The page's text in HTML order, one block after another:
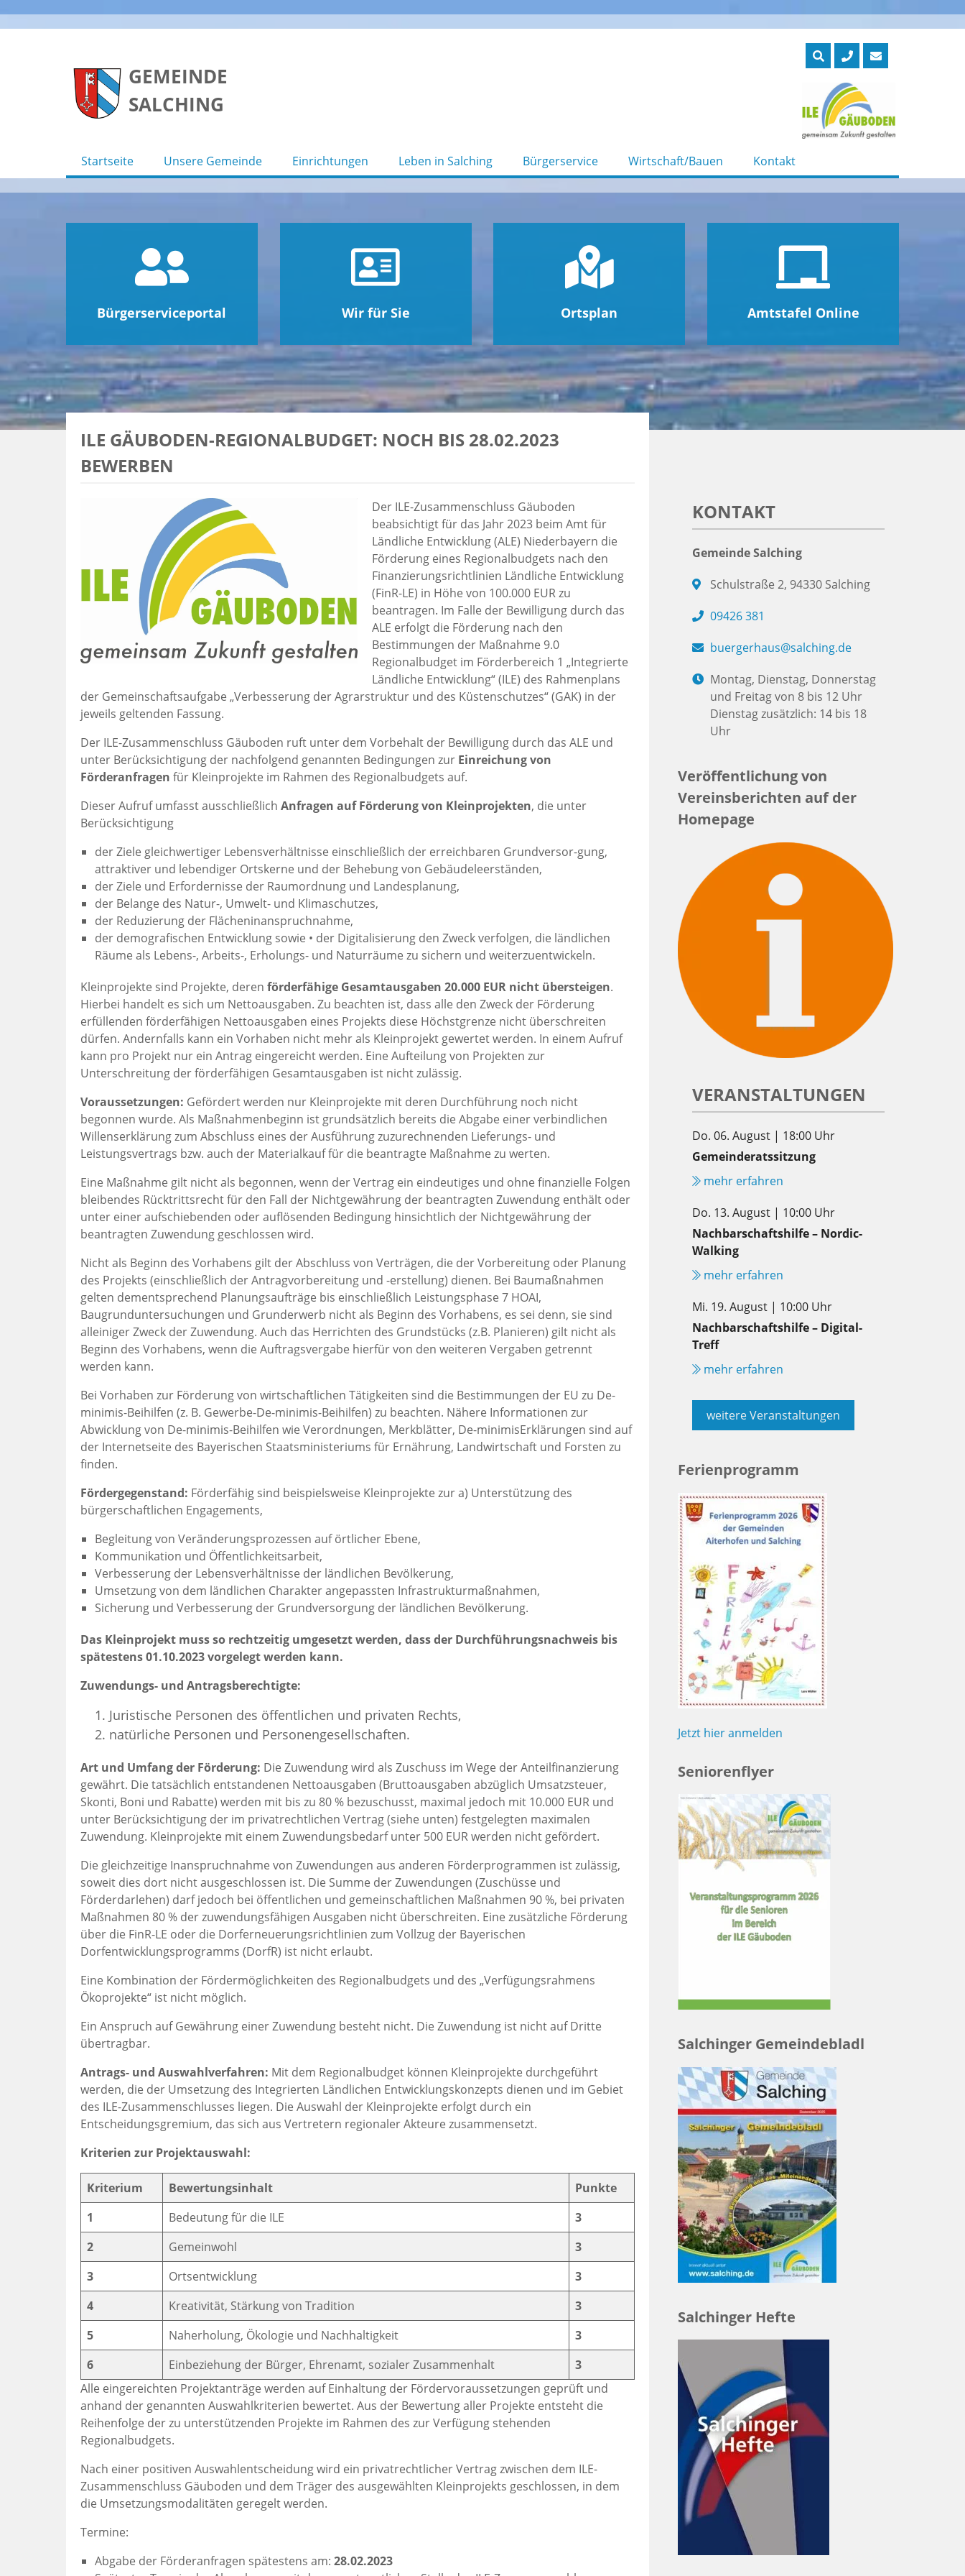
GEMEINDE
SALCHING
Startseite Unsere Gemeinde Einrichtungen Leben in Salching Bürgerservice Wirtschaft/Bauen Kontakt
Bürgerserviceportal Wir für Sie Ortsplan Amtstafel Online
ILE GÄUBODEN-REGIONALBUDGET: NOCH BIS 28.02.2023
BEWERBEN
Der ILE-Zusammenschluss Gäuboden
beabsichtigt für das Jahr 2023 beim Amt für
Ländliche Entwicklung (ALE) Niederbayern die
Förderung eines Regionalbudgets nach den
Finanzierungsrichtlinien Ländliche Entwicklung
(FinR-LE) in Höhe von 100.000 EUR zu
beantragen. Im Falle der Bewilligung durch das
ALE erfolgt die Förderung nach den
Bestimmungen der Maßnahme 9.0
Regionalbudget im Förderbereich 1 „Integrierte
Ländliche Entwicklung“ (ILE) des Rahmenplans
der Gemeinschaftsaufgabe „Verbesserung der Agrarstruktur und des Küstenschutzes“ (GAK) in der
jeweils geltenden Fassung.
Der ILE-Zusammenschluss Gäuboden ruft unter dem Vorbehalt der Bewilligung durch das ALE und
unter Berücksichtigung der nachfolgend genannten Bedingungen zur Einreichungvon
Förderanfragen für Kleinprojekte im Rahmen des Regionalbudgets auf.
Dieser Aufruf umfasst ausschließlich Anfragen auf Förderung von Kleinprojekten, die unter
Berücksichtigung
der Ziele gleichwertiger Lebensverhältnisse einschließlich der erreichbaren Grundversor-gung,
attraktiver und lebendiger Ortskerne und der Behebung von Gebäudeleerständen,
der Ziele und Erfordernisse der Raumordnung und Landesplanung,
der Belange des Natur-, Umwelt- und Klimaschutzes,
der Reduzierung der Flächeninanspruchnahme,
der demografischen Entwicklung sowie • der Digitalisierung den Zweck verfolgen, die ländlichen
Räume als Lebens-, Arbeits-, Erholungs- und Naturräume zu sichern und weiterzuentwickeln.
Kleinprojekte sind Projekte, deren förderfähige Gesamtausgaben 20.000 EUR nicht übersteigen.
Hierbei handelt es sich um Nettoausgaben. Zu beachten ist, dass alle den Zweck der Förderung
erfüllenden förderfähigen Nettoausgaben eines Projekts diese Höchstgrenze nicht überschreiten
dürfen. Andernfalls kann ein Vorhaben nicht mehr als Kleinprojekt gewertet werden. In einem Aufruf
kann pro Projekt nur ein Antrag eingereicht werden. Eine Aufteilung von Projekten zur
Unterschreitung der förderfähigen Gesamtausgaben ist nicht zulässig.
Voraussetzungen: Gefördert werden nur Kleinprojekte mit deren Durchführung noch nicht
begonnen wurde. Als Maßnahmenbeginn ist grundsätzlich bereits die Abgabe einer verbindlichen
Willenserklärung zum Abschluss eines der Ausführung zuzurechnenden Lieferungs- und
Leistungsvertrags bzw. auch der Materialkauf für die beantragte Maßnahme zu werten.
Eine Maßnahme gilt nicht als begonnen, wenn der Vertrag ein eindeutiges und ohne finanzielle Folgen
bleibendes Rücktrittsrecht für den Fall der Nichtgewährung der beantragten Zuwendung enthält oder
unter einer aufschiebenden oder auflösenden Bedingung hinsichtlich der Nichtgewährung der
beantragten Zuwendung geschlossen wird.
Nicht als Beginn des Vorhabens gilt der Abschluss von Verträgen, die der Vorbereitung oder Planung
des Projekts (einschließlich der Antragvorbereitung und -erstellung) dienen. Bei Baumaßnahmen
gelten dementsprechend Planungsaufträge bis einschließlich Leistungsphase 7 HOAI,
Baugrunduntersuchungen und Grunderwerb nicht als Beginn des Vorhabens, es sei denn, sie sind
alleiniger Zweck der Zuwendung. Auch das Herrichten des Grundstücks (z.B. Planieren) gilt nicht als
Beginn des Vorhabens, wenn die Auftragsvergabe hierfür von den weiteren Vergaben getrennt
werden kann.
Bei Vorhaben zur Förderung von wirtschaftlichen Tätigkeiten sind die Bestimmungen der EU zu De-
minimis-Beihilfen (z. B. Gewerbe-De-minimis-Beihilfen) zu beachten. Nähere Informationen zur
Abwicklung von De-minimis-Beihilfen wie Verordnungen, Merkblätter, De-minimisErklärungen sind auf
der Internetseite des Bayerischen Staatsministeriums für Ernährung, Landwirtschaft und Forsten zu
finden.
Fördergegenstand: Förderfähig sind beispielsweise Kleinprojekte zur a) Unterstützung des
bürgerschaftlichen Engagements,
Begleitung von Veränderungsprozessen auf örtlicher Ebene,
Kommunikation und Öffentlichkeitsarbeit,
Verbesserung der Lebensverhältnisse der ländlichen Bevölkerung,
Umsetzung von dem ländlichen Charakter angepassten Infrastrukturmaßnahmen,
Sicherung und Verbesserung der Grundversorgung der ländlichen Bevölkerung.
Das Kleinprojekt muss so rechtzeitig umgesetzt werden, dass der Durchführungsnachweis bis
spätestens 01.10.2023 vorgelegt werden kann.
Zuwendungs- und Antragsberechtigte:
Juristische Personen des öffentlichen und privaten Rechts,
natürliche Personen und Personengesellschaften.
Art und Umfang der Förderung: Die Zuwendung wird als Zuschuss im Wege der Anteilfinanzierung
gewährt. Die tatsächlich entstandenen Nettoausgaben (Bruttoausgaben abzüglich Umsatzsteuer,
Skonti, Boni und Rabatte) werden mit bis zu 80 % bezuschusst, maximal jedoch mit 10.000 EUR und
unter Berücksichtigung der im privatrechtlichen Vertrag (siehe unten) festgelegten maximalen
Zuwendung. Kleinprojekte mit einem Zuwendungsbedarf unter 500 EUR werden nicht gefördert.
Die gleichzeitige Inanspruchnahme von Zuwendungen aus anderen Förderprogrammen ist zulässig,
soweit dies dort nicht ausgeschlossen ist. Die Summe der Zuwendungen (Zuschüsse und
Förderdarlehen) darf jedoch bei öffentlichen und gemeinschaftlichen Maßnahmen 90 %, bei privaten
Maßnahmen 80 % der zuwendungsfähigen Ausgaben nicht überschreiten. Eine zusätzliche Förderung
über die FinR-LE oder die Dorferneuerungsrichtlinien zum Vollzug der Bayerischen
Dorfentwicklungsprogramms (DorfR) ist nicht erlaubt.
Eine Kombination der Fördermöglichkeiten des Regionalbudgets und des „Verfügungsrahmens
Ökoprojekte“ ist nicht möglich.
Ein Anspruch auf Gewährung einer Zuwendung besteht nicht. Die Zuwendung ist nicht auf Dritte
übertragbar.
Antrags- und Auswahlverfahren: Mit dem Regionalbudget können Kleinprojekte durchgeführt
werden, die der Umsetzung des Integrierten Ländlichen Entwicklungskonzepts dienen und im Gebiet
des ILE-Zusammenschlusses liegen. Die Auswahl der Kleinprojekte erfolgt durch ein
Entscheidungsgremium, das sich aus Vertretern regionaler Akteure zusammensetzt.
Kriterien zur Projektauswahl:
Kriterium Bewertungsinhalt
Punkte
1
Bedeutung für die ILE
3
2
Gemeinwohl
3
3
Ortsentwicklung
3
4
Kreativität, Stärkung von Tradition
3
5
Naherholung, Ökologie und Nachhaltigkeit
3
6
Einbeziehung der Bürger, Ehrenamt, sozialer Zusammenhalt
3
Alle eingereichten Projektanträge werden auf Einhaltung der Fördervoraussetzungen geprüft und
anhand der genannten Auswahlkriterien bewertet. Aus der Bewertung aller Projekte entsteht die
Reihenfolge der zu unterstützenden Projekte im Rahmen des zur Verfügung stehenden
Regionalbudgets.
Nach einer positiven Auswahlentscheidung wird ein privatrechtlicher Vertrag zwischen dem ILE-
Zusammenschluss Gäuboden und dem Träger des ausgewählten Kleinprojekts geschlossen, in dem
die Umsetzungsmodalitäten geregelt werden.
Termine:
Abgabe der Förderanfragen spätestens am: 28.02.2023
KONTAKT
Gemeinde Salching
Schulstraße 2, 94330 Salching
09426 381
buergerhaus@salching.de
Montag, Dienstag, Donnerstag
und Freitag von 8 bis 12 Uhr
Dienstag zusätzlich: 14 bis 18
Uhr
Veröffentlichung von
Vereinsberichten auf der
Homepage
VERANSTALTUNGEN
Do. 06. August | 18:00 Uhr
Gemeinderatssitzung
mehr erfahren
Do. 13. August | 10:00 Uhr
Nachbarschaftshilfe – Nordic-
Walking
mehr erfahren
Mi. 19. August | 10:00 Uhr
Nachbarschaftshilfe – Digital-
Treff
mehr erfahren
weitere Veranstaltungen
Ferienprogramm
Jetzt hier anmelden
Seniorenflyer
Salchinger Gemeindebladl
Salchinger Hefte